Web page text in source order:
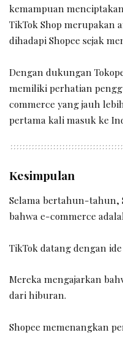
kemampuan
TikTok Shop merupakan
dihadapi Shopee sejak
Dengan dukungan
memiliki perhatian
commerce yang jauh
pertama kali masuk ke
Kesimpulan
Selama bertahun-tahun,
bahwa e-commerce
TikTok datang dengan
Mereka mengajarkan
dari hiburan.
Shopee memenangkan